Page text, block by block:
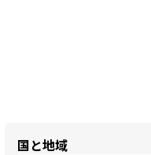
国と地域